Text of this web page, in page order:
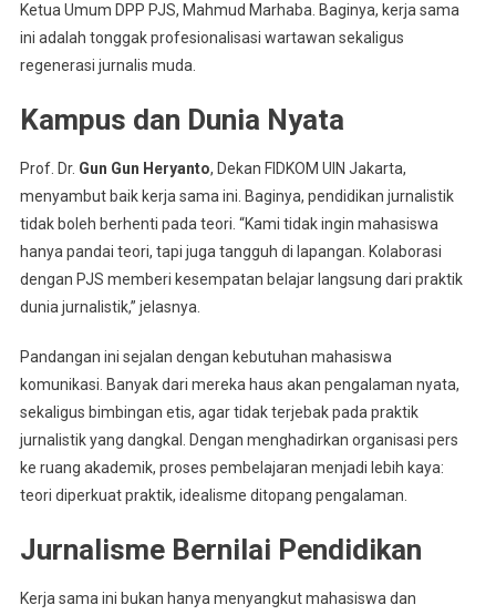
Ketua Umum DPP PJS, Mahmud Marhaba. Baginya, kerja sama
ini adalah tonggak profesionalisasi wartawan sekaligus
regenerasi jurnalis muda.
Kampus dan Dunia Nyata
Prof. Dr. Gun Gun Heryanto, Dekan FIDKOM UIN Jakarta,
menyambut baik kerja sama ini. Baginya, pendidikan jurnalistik
tidak boleh berhenti pada teori. “Kami tidak ingin mahasiswa
hanya pandai teori, tapi juga tangguh di lapangan. Kolaborasi
dengan PJS memberi kesempatan belajar langsung dari praktik
dunia jurnalistik,” jelasnya.
Pandangan ini sejalan dengan kebutuhan mahasiswa
komunikasi. Banyak dari mereka haus akan pengalaman nyata,
sekaligus bimbingan etis, agar tidak terjebak pada praktik
jurnalistik yang dangkal. Dengan menghadirkan organisasi pers
ke ruang akademik, proses pembelajaran menjadi lebih kaya:
teori diperkuat praktik, idealisme ditopang pengalaman.
Jurnalisme Bernilai Pendidikan
Kerja sama ini bukan hanya menyangkut mahasiswa dan